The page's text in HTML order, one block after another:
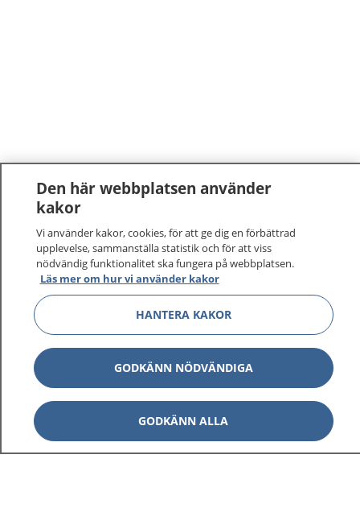
Den här webbplatsen använder
kakor
Vi använder kakor, cookies, för att ge dig en förbättrad
upplevelse, sammanställa statistik och för att viss
nödvändig funktionalitet ska fungera på webbplatsen.
Läs mer om hur vi använder kakor
HANTERA KAKOR
GODKÄNN NÖDVÄNDIGA
GODKÄNN ALLA